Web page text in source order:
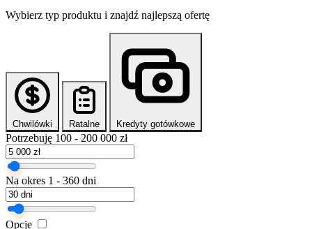
Wybierz typ produktu i znajdź najlepszą ofertę
Chwilówki Ratalne Kredyty gotówkowe
Potrzebuję 100 - 200 000 zł
Na okres 1 - 360 dni
Opcje